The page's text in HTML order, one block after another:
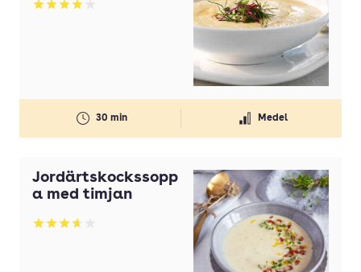
Betyg: 3.85 av 5
30 min Medel
Jordärtskockssopp
a med timjan
Betyg: 3.67 av 5